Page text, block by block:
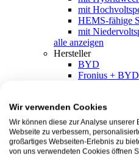
mit
HEMS-fähige
mit
alle anzeigen
Hersteller
BYD
Fronius + BYD
SMA + BYD
EcoFlow
EcoFlow +
FENECON
FENECON +
Wir verwenden Cookies
Wir können diese zur Analyse unserer
Webseite zu verbessern,
großartiges Webseiten-Erlebnis zu
von uns verwendeten Cookies öffnen